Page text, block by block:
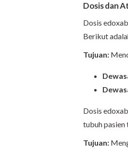
Dosis dan
Dosis
Berikut
Tujuan:
Dosis
tubuh pasien
Tujuan: